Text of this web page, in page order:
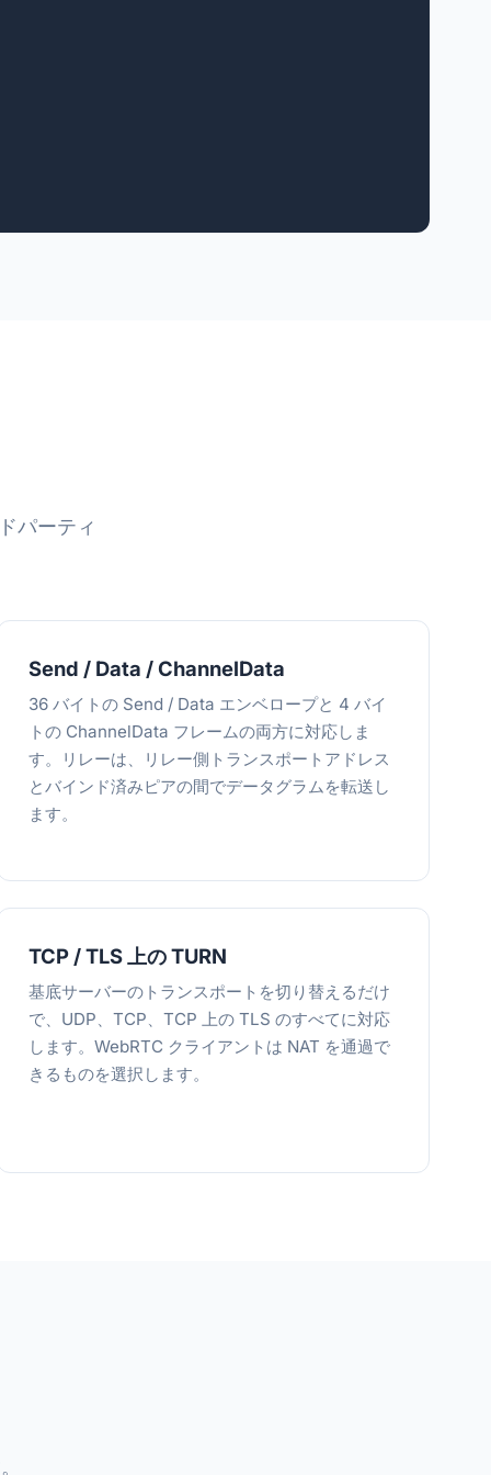
パーティ
Send / Data / ChannelData
36 バイトの Send / Data エンベロープと 4 バイ
トの ChannelData フレームの両方に対応しま
す。リレーは、リレー側トランスポートアドレス
とバインド済みピアの間でデータグラムを転送し
ます。
TCP / TLS 上の TURN
基底サーバーのトランスポートを切り替えるだけ
で、UDP、TCP、TCP 上の TLS のすべてに対応
します。WebRTC クライアントは NAT を通過で
きるものを選択します。